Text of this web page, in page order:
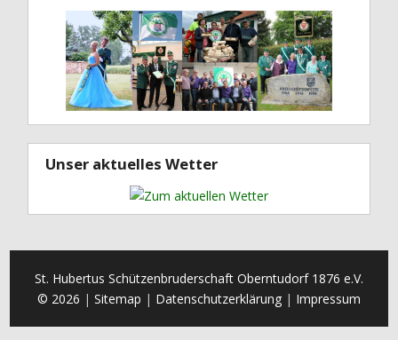
Unser aktuelles Wetter
St. Hubertus Schützenbruderschaft Oberntudorf 1876 e.V.
© 2026
Sitemap Datenschutzerklärung Impressum